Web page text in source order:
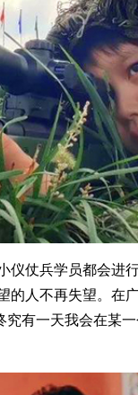
仪仗兵学员都会进
的人不再失望。在
有一天我会在某